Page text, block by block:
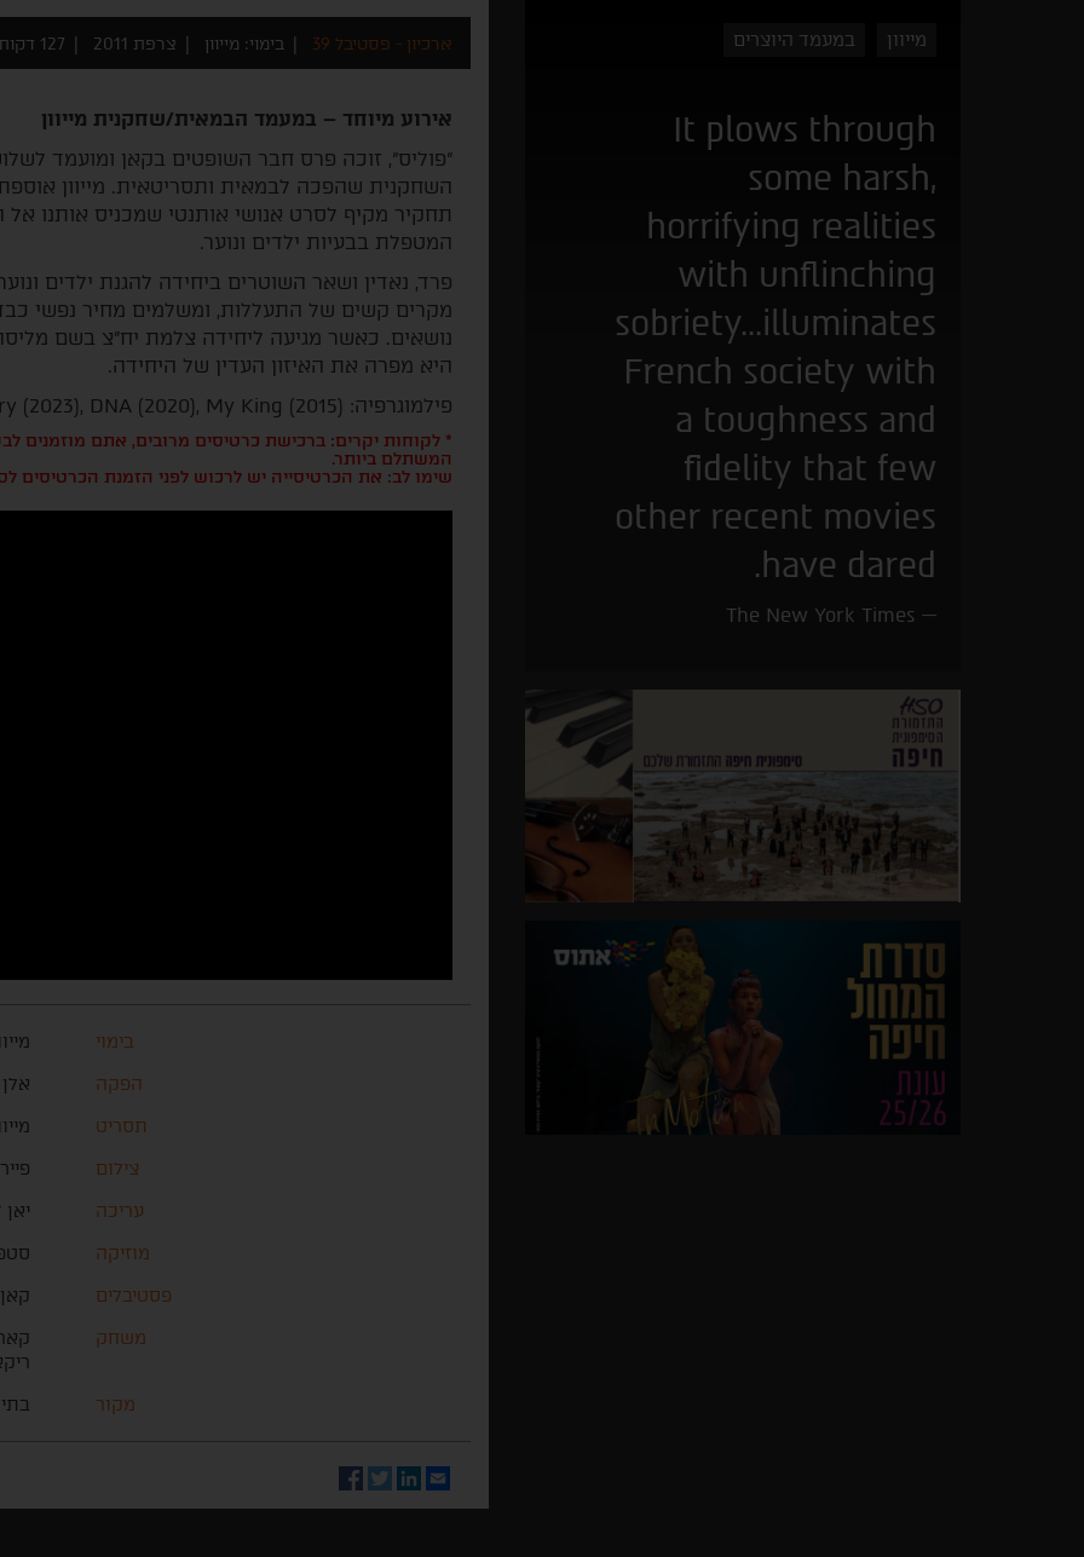
מייוון במעמד היוצרים
It plows through
some harsh,
horrifying realities
with unflinching
sobriety...illuminates
French society with
a toughness and
fidelity that few
other recent movies
have dared.
The New York Times
ארכיון - פסטיבל 39 בימוי: מייוון צרפת 2011 127 דקות
אירוע מיוחד – במעמד הבמאית/שחקנית מייוון
"פוליס", זוכה פרס חבר השופטים בקאן ומועמד
השחקנית שהפכה לבמאית ותסריטאית. מייוון
תחקיר מקיף לסרט אנושי אותנטי שמכניס אותנו
המטפלת בבעיות ילדים ונוער.
פרד, נאדין ושאר השוטרים ביחידה להגנת ילדים
מקרים קשים של התעללות, ומשלמים מחיר נפשי
נושאים. כאשר מגיעה ליחידה צלמת יח"צ בשם
היא מפרה את האיזון העדין של היחידה.
פילמוגרפיה: Jeanne du Barry (2023), DNA (2020), My King (2015)
* לקוחות יקרים: ברכישת כרטיסים מרובים, אתם מוזמנים
המשתלם ביותר.
שימו לב: את הכרטיסייה יש לרכוש לפני הזמנת הכרטיסים
בימוי
הפקה
תסריט
צילום
עריכה
מוזיקה
פסטיבלים
משחק
מקור
Email
LinkedIn
Twitter
Facebook